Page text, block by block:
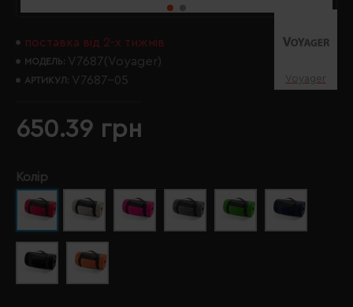
поставка від 2-х тижнів
МОДЕЛЬ: V7687(Voyager)
АРТИКУЛ: V7687-05 Voyager
650.39 грн
Колір